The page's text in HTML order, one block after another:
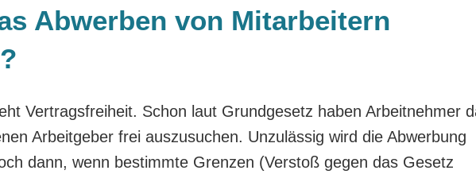
Abwerben von Mitarbeitern
Vertragsfreiheit. Schon laut Grundgesetz haben Arbeitnehmer
Arbeitgeber frei auszusuchen. Unzulässig wird die Abwerbung
dann, wenn bestimmte Grenzen (Verstoß gegen das Gesetz